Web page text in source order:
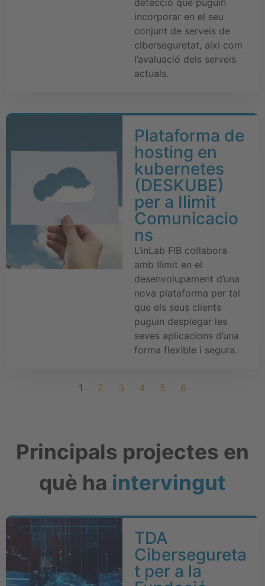
detecció que puguin
incorporar en el seu
conjunt de serveis de
ciberseguretat, així com
l’avaluació dels serveis
actuals.
Plataforma de
hosting en
kubernetes
(DESKUBE)
per a Ilimit
Comunicacio
ns
L’inLab FIB col·labora
amb Ilimit en el
desenvolupament d’una
nova plataforma per tal
que els seus clients
puguin desplegar les
seves aplicacions d’una
forma flexible i segura.
1 2 3 4 5 6
Principals projectes en
què ha intervingut
TDA
Cibersegureta
t per a la